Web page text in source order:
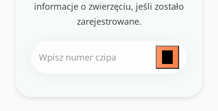
informacje o zwierzęciu, jeśli zostało
zarejestrowane.